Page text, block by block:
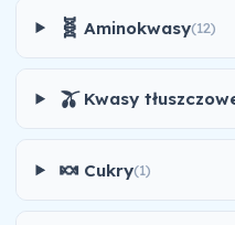
🧬 Aminokwasy(12)
🫒 Kwasy
🍬 Cukry(1)